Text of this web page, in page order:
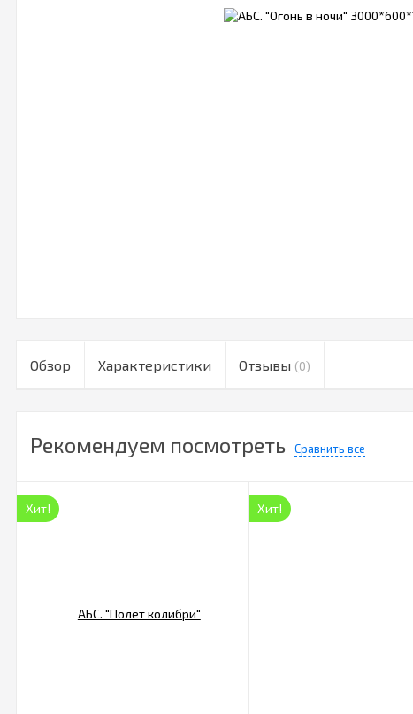
Обзор Характеристики Отзывы (0)
Рекомендуем посмотреть Сравнить все
Хит! Хит!